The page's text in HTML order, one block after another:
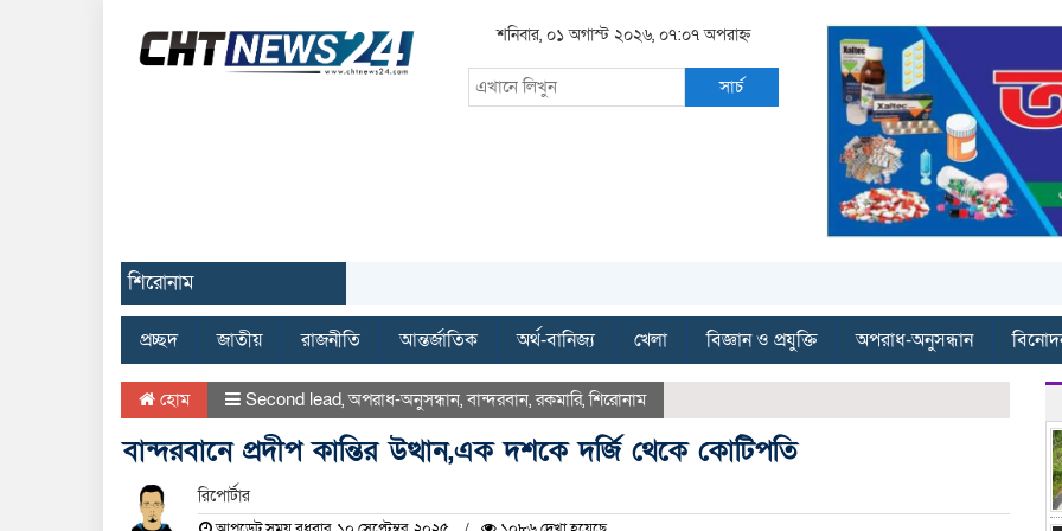
শনিবার, ০১ অগাস্ট ২০২৬, ০৭:০৭ অপরাহ্ন
সার্চ
শিরোনাম
প্রচ্ছদ জাতীয় রাজনীতি আন্তর্জাতিক অর্থ-বানিজ্য খেলা বিজ্ঞান ও প্রযুক্তি অপরাধ-অনুসন্ধান
হোম Second lead,অপরাধ-অনুসন্ধান,বান্দরবান,রকমারি,শিরোনাম
বান্দরবানে প্রদীপ কান্তির উত্থান,এক দশকে দর্জি থেকে কোটিপতি
রিপোর্টার